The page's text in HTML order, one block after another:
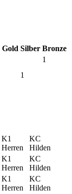
Gold Silber Bronze
1
1
K1
Herren
KC
Hilden
K1
Herren
KC
Hilden
K1
Herren
KC
Hilden